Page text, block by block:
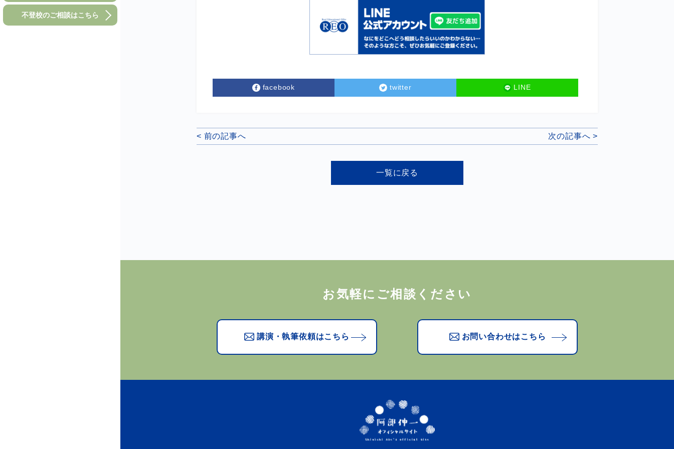
不登校のご相談はこちら
facebook twitter LINE
< 前の記事へ 次の記事へ >
一覧に戻る
お気軽にご相談ください
講演・執筆依頼はこちら お問い合わせはこちら